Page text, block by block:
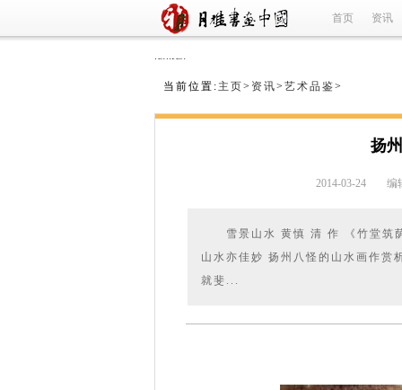
首页 资讯
refused
当前位置: 主页> 资讯> 艺术品鉴>
扬
2014-03-24 编
雪景山水 黄慎 清 作 《竹堂筑
山水亦佳妙 扬州八怪的山水画作赏
就斐...